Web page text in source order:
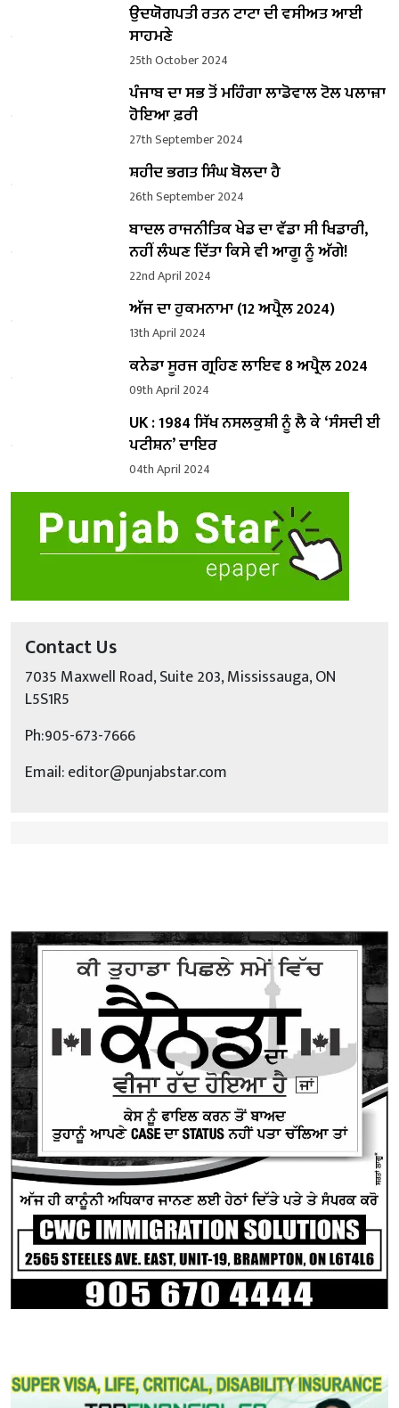
ਉਦਯੋਗਪਤੀ ਰਤਨ ਟਾਟਾ ਦੀ ਵਸੀਅਤ ਆਈ
ਸਾਹਮਣੇ
25th October 2024
ਪੰਜਾਬ ਦਾ ਸਭ ਤੋਂ ਮਹਿੰਗਾ ਲਾਡੋਵਾਲ ਟੋਲ ਪਲਾਜ਼ਾ
ਹੋਇਆ ਫ਼ਰੀ
27th September 2024
ਸ਼ਹੀਦ ਭਗਤ ਸਿੰਘ ਬੋਲਦਾ ਹੈ
26th September 2024
ਬਾਦਲ ਰਾਜਨੀਤਿਕ ਖੇਡ ਦਾ ਵੱਡਾ ਸੀ ਖਿਡਾਰੀ,
ਨਹੀਂ ਲੰਘਣ ਦਿੱਤਾ ਕਿਸੇ ਵੀ ਆਗੂ ਨੂੰ ਅੱਗੇ!
22nd April 2024
ਅੱਜ ਦਾ ਹੁਕਮਨਾਮਾ (12 ਅਪ੍ਰੈਲ 2024)
13th April 2024
ਕਨੇਡਾ ਸੂਰਜ ਗ੍ਰਹਿਣ ਲਾਇਵ 8 ਅਪ੍ਰੈਲ 2024
09th April 2024
UK : 1984 ਸਿੱਖ ਨਸਲਕੁਸ਼ੀ ਨੂੰ ਲੈ ਕੇ ‘ਸੰਸਦੀ ਈ
ਪਟੀਸ਼ਨ’ ਦਾਇਰ
04th April 2024
Contact Us
7035 Maxwell Road, Suite 203, Mississauga, ON
L5S1R5
Ph:905-673-7666
Email: editor@punjabstar.com